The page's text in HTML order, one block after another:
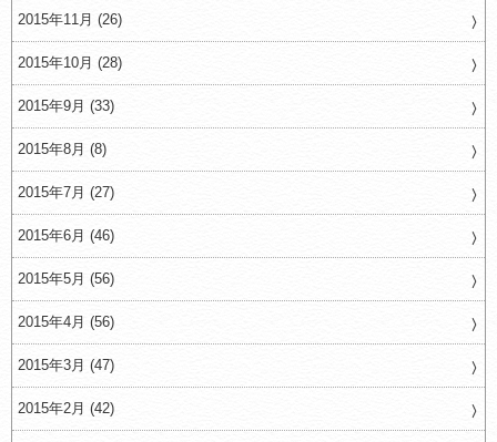
2015年11月 (26)
2015年10月 (28)
2015年9月 (33)
2015年8月 (8)
2015年7月 (27)
2015年6月 (46)
2015年5月 (56)
2015年4月 (56)
2015年3月 (47)
2015年2月 (42)